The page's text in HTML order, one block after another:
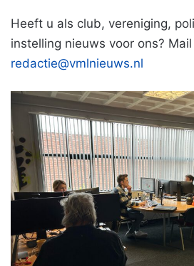
Heeft u als club, vereniging,
instelling nieuws voor ons?
redactie@vmlnieuws.nl